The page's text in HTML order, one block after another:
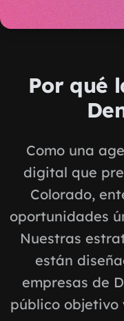
Por qué
Como una
digital que
Colorado,
oportunidades
Nuestras
están
empresas de
público objetivo